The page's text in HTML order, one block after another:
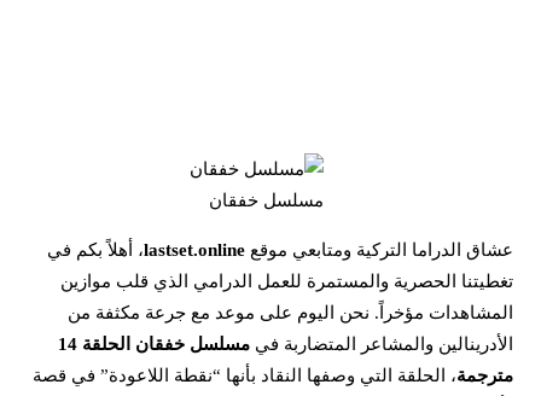
مسلسل خفقان
الدراما التركية ومتابعي موقعlastset.online، أهلاً بكم في
الحصرية والمستمرة للعمل الدرامي الذي قلب موازين
مؤخراً. نحن اليوم على موعد مع جرعة مكثفة من
والمشاعر المتضاربة في
مسلسل خفقان الحلقة 14
، الحلقة التي وصفها النقاد بأنها “نقطة اللاعودة” في قصة